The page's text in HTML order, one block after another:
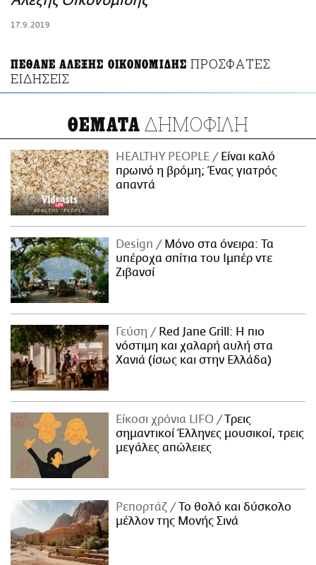
17.9.2019
ΠΕΘΑΝΕ ΑΛΕΞΗΣ ΟΙΚΟΝΟΜΙΔΗΣ ΠΡΟΣΦΑΤΕΣ
ΕΙΔΗΣΕΙΣ
ΘΕΜΑΤΑ ΔΗΜΟΦΙΛΗ
HEALTHY PEOPLE
Είναι καλό
πρωινό η βρόμη; Ένας γιατρός
απαντά
Design
Μόνο στα όνειρα: Τα
υπέροχα σπίτια του Ιμπέρ ντε
Ζιβανσί
Γεύση
Red Jane Grill: Η πιο
νόστιμη και χαλαρή αυλή στα
Χανιά (ίσως και στην Ελλάδα)
Είκοσι χρόνια LIFO
Tρεις
σημαντικοί Έλληνες μουσικοί, τρεις
μεγάλες απώλειες
Ρεπορτάζ
Το θολό και δύσκολο
μέλλον της Μονής Σινά